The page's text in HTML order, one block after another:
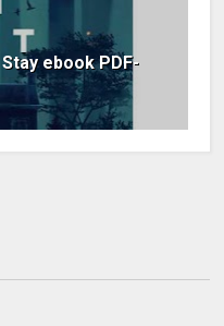
ebook PDF-